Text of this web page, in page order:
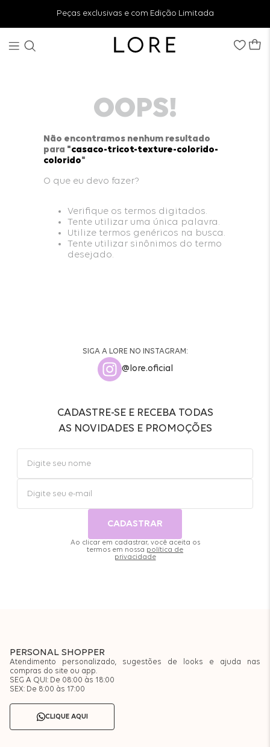
Peças exclusivas e com Edição Limitada
OOPS!
Não encontramos nenhum resultado
para "casaco-tricot-texture-colorido-
colorido"
O que eu devo fazer?
Verifique os termos digitados.
Tente utilizar uma única palavra.
Utilize termos genéricos na busca.
Tente utilizar sinônimos do termo
desejado.
SIGA A LORE NO INSTAGRAM:
@lore.oficial
CADASTRE-SE E RECEBA TODAS
AS NOVIDADES E PROMOÇÕES
CADASTRAR
Ao clicar em cadastrar, você aceita os
termos em nossa política de
privacidade
PERSONAL SHOPPER
Atendimento personalizado, sugestões de looks e ajuda nas
compras do site ou app.
SEG A QUI: De 08:00 às 18:00
SEX: De 8:00 às 17:00
CLIQUE AQUI